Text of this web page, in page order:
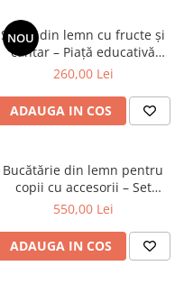
NOU
Stand din lemn cu fructe și
cântar – Piață educativă
pentru jocuri de rol
260,00 Lei
ADAUGA IN COS
Bucătărie din lemn pentru
copii cu accesorii – Set
complet pentru jocuri de rol
550,00 Lei
ADAUGA IN COS